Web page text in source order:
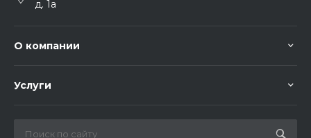
д. 1а
О компании
Услуги